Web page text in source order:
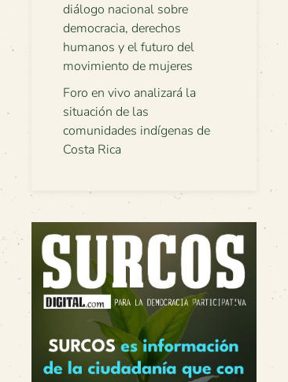
diálogo nacional sobre
democracia, derechos
humanos y el futuro del
movimiento de mujeres
Foro en vivo analizará la
situación de las
comunidades indígenas de
Costa Rica